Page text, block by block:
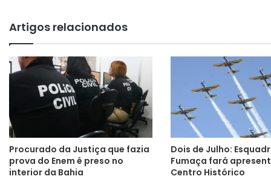
Artigos relacionados
Procurado da Justiça que fazia
prova do Enem é preso no
interior da Bahia
Dois de Julho:
Fumaça fará
Centro Histórico